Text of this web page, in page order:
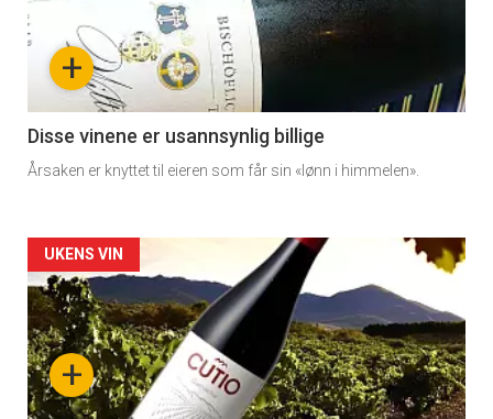
-
section
11
Dagens
rett
+
Disse vinene er usannsynlig billige
Årsaken er knyttet til eieren som får sin «lønn i himmelen».
Artikler
detail
-
section
+
UKENS VIN